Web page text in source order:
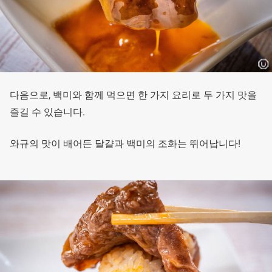
다음으로, 백미와 함께 먹으면 한 가지 요리로 두 가지 맛을
즐길 수 있습니다.
와규의 맛이 배어든 달걀과 백미의 조화는 뛰어납니다!